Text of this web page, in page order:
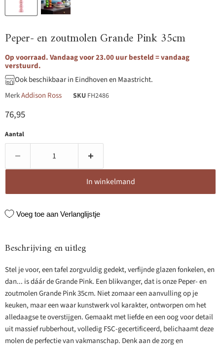
Peper- en zoutmolen Grande Pink 35cm
Op voorraad. Vandaag voor 23.00 uur besteld = vandaag
verstuurd.
Ook beschikbaar in Eindhoven en Maastricht.
MerkAddison Ross SKU FH2486
Huidige prijs
76,95
Aantal
In winkelmand
Voeg toe aan Verlanglijstje
Beschrijving en uitleg
Stel je voor, een tafel zorgvuldig gedekt, verfijnde glazen fonkelen, en
dan... is dáár de Grande Pink. Een blikvanger, dat is onze Peper- en
zoutmolen Grande Pink 35cm. Niet zomaar een aanvulling op je
keuken, maar een waar kunstwerk vol karakter, ontworpen om het
alledaagse te overstijgen. Gemaakt met liefde en een oog voor detail
uit massief rubberhout, volledig FSC-gecertificeerd, belichaamt deze
molen de perfectie van vakmanschap. Denk aan de zorg en